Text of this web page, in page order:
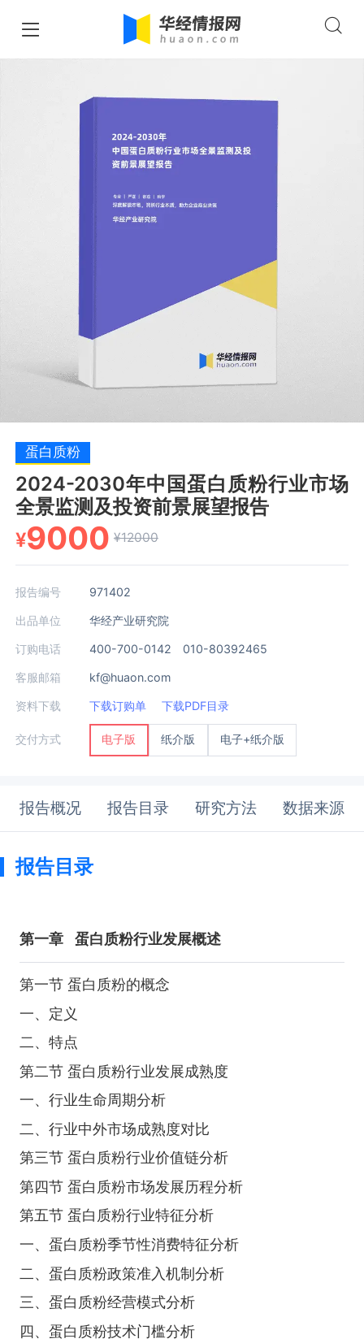
蛋白质粉
2024-2030年中国蛋白质粉行业市场
全景监测及投资前景展望报告
¥9000 ¥12000
报告编号 971402
出品单位 华经产业研究院
订购电话 400-700-0142 010-80392465
客服邮箱 kf@huaon.com
资料下载 下载订购单 下载PDF目录
交付方式 电子版 纸介版 电子+纸介版
报告概况 报告目录 研究方法 数据来源
报告目录
第一章 蛋白质粉行业发展概述
第一节 蛋白质粉的概念
一、定义
二、特点
第二节 蛋白质粉行业发展成熟度
一、行业生命周期分析
二、行业中外市场成熟度对比
第三节 蛋白质粉行业价值链分析
第四节 蛋白质粉市场发展历程分析
第五节 蛋白质粉行业特征分析
一、蛋白质粉季节性消费特征分析
二、蛋白质粉政策准入机制分析
三、蛋白质粉经营模式分析
四、蛋白质粉技术门槛分析